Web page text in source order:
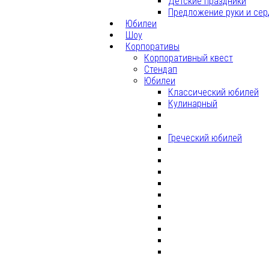
Предложение руки и
Юбилеи
Шоу
Корпоративы
Корпоративный квест
Стендап
Юбилеи
Классический юбилей
Кулинарный
Греческий юбилей